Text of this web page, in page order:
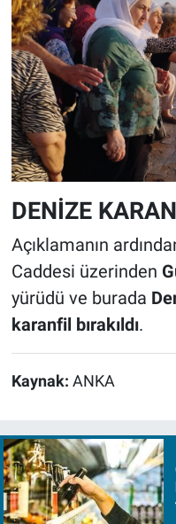
DENİZE
Açıklamanın
Caddesi üzerinden
yürüdü ve burada
karanfil bırakıldı.
Kaynak: ANKA